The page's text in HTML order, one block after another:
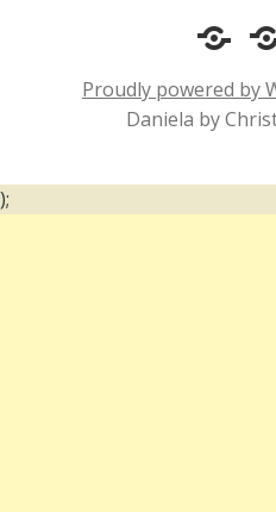
e
Proudly powered by
Daniela by
);